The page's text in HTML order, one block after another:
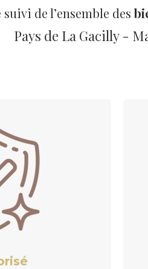
de l’ensemble des
Pays de La Gacilly -